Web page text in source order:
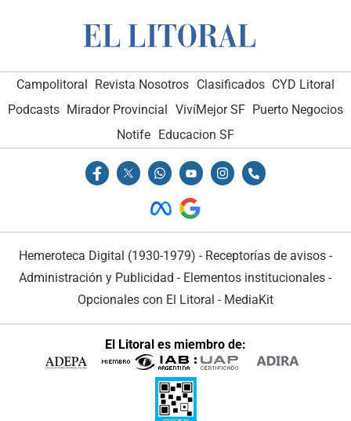
Campolitoral Revista Nosotros Clasificados CYD Litoral
Podcasts Mirador Provincial VivíMejor SF Puerto Negocios
Notife
Educacion SF
Hemeroteca Digital (1930-1979) - Receptorías de avisos -
Administración y Publicidad - Elementos institucionales -
Opcionales con El Litoral - MediaKit
El Litoral es miembro de: